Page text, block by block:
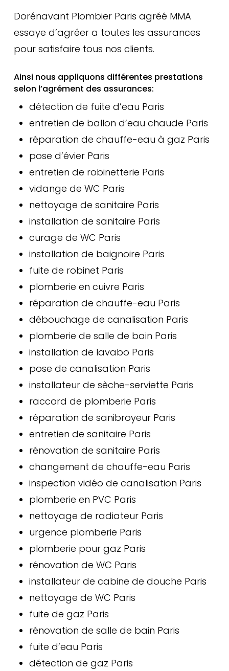
Dorénavant Plombier Paris agréé MMA
essaye d’agréer a toutes les assurances
pour satisfaire tous nos clients.
Ainsi nous appliquons différentes prestations
selon l’agrément des assurances:
détection de fuite d’eau Paris
entretien de ballon d’eau chaude Paris
réparation de chauffe-eau à gaz Paris
pose d’évier Paris
entretien de robinetterie Paris
vidange de WC Paris
nettoyage de sanitaire Paris
installation de sanitaire Paris
curage de WC Paris
installation de baignoire Paris
fuite de robinet Paris
plomberie en cuivre Paris
réparation de chauffe-eau Paris
débouchage de canalisation Paris
plomberie de salle de bain Paris
installation de lavabo Paris
pose de canalisation Paris
installateur de sèche-serviette Paris
raccord de plomberie Paris
réparation de sanibroyeur Paris
entretien de sanitaire Paris
rénovation de sanitaire Paris
changement de chauffe-eau Paris
inspection vidéo de canalisation Paris
plomberie en PVC Paris
nettoyage de radiateur Paris
urgence plomberie Paris
plomberie pour gaz Paris
rénovation de WC Paris
installateur de cabine de douche Paris
nettoyage de WC Paris
fuite de gaz Paris
rénovation de salle de bain Paris
fuite d’eau Paris
détection de gaz Paris